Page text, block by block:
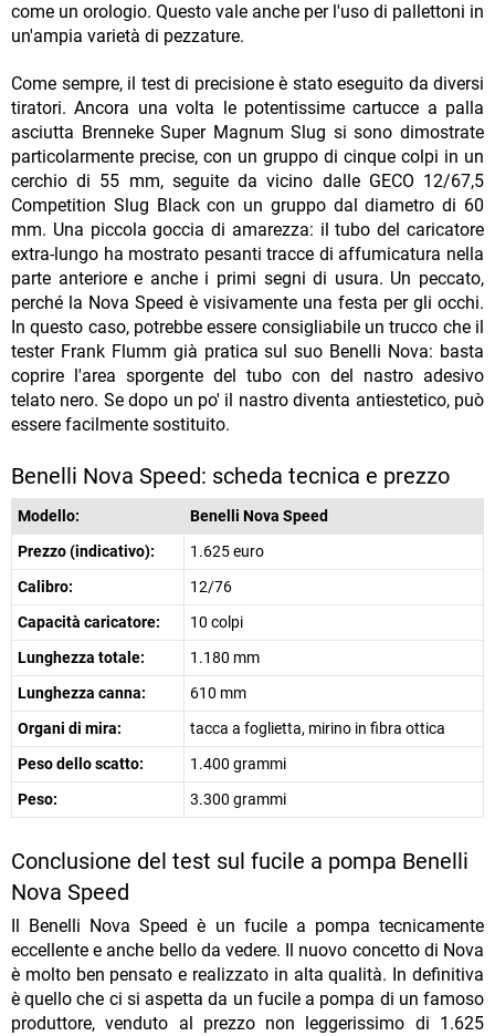
come un orologio. Questo vale anche per l'uso di pallettoni in
un'ampia varietà di pezzature.
Come sempre, il test di precisione è stato eseguito da diversi
tiratori. Ancora una volta le potentissime cartucce a palla
asciutta Brenneke Super Magnum Slug si sono dimostrate
particolarmente precise, con un gruppo di cinque colpi in un
cerchio di 55 mm, seguite da vicino dalle GECO 12/67,5
Competition Slug Black con un gruppo dal diametro di 60
mm. Una piccola goccia di amarezza: il tubo del caricatore
extra-lungo ha mostrato pesanti tracce di affumicatura nella
parte anteriore e anche i primi segni di usura. Un peccato,
perché la Nova Speed è visivamente una festa per gli occhi.
In questo caso, potrebbe essere consigliabile un trucco che il
tester Frank Flumm già pratica sul suo Benelli Nova: basta
coprire l'area sporgente del tubo con del nastro adesivo
telato nero. Se dopo un po' il nastro diventa antiestetico, può
essere facilmente sostituito.
Benelli Nova Speed: scheda tecnica e prezzo
Modello:
Benelli Nova Speed
Prezzo (indicativo):
1.625 euro
Calibro:
12/76
Capacità caricatore:
10 colpi
Lunghezza totale:
1.180 mm
Lunghezza canna:
610 mm
Organi di mira:
tacca a foglietta, mirino in fibra ottica
Peso dello scatto:
1.400 grammi
Peso:
3.300 grammi
Conclusione del test sul fucile a pompa Benelli
Nova Speed
Il Benelli Nova Speed è un fucile a pompa tecnicamente
eccellente e anche bello da vedere. Il nuovo concetto di Nova
è molto ben pensato e realizzato in alta qualità. In definitiva
è quello che ci si aspetta da un fucile a pompa di un famoso
produttore, venduto al prezzo non leggerissimo di 1.625